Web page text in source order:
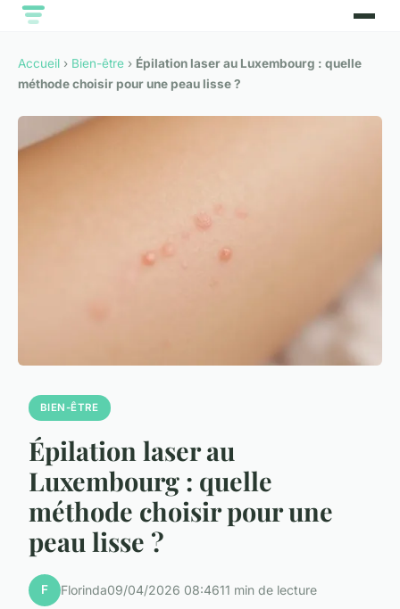
Accueil › Bien-être › Épilation laser au Luxembourg : quelle
méthode choisir pour une peau lisse ?
BIEN-ÊTRE
Épilation laser au
Luxembourg : quelle
méthode choisir pour une
peau lisse ?
F Florinda09/04/2026 08:4611 min de lecture